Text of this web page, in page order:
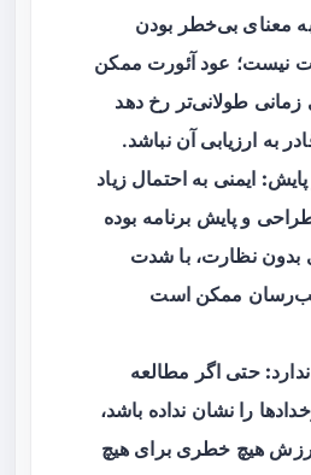
معنای بی‌خطر بودن
نیست؛ عود آئورت ممکن
طولانی‌تر رخ دهد
به ارزیابی آن نباشد.
پایش: ایمنی به احتمال زیاد
و پایش برنامه بوده
بدون نظارت، با شدت
ممکن است
حتی اگر مطالعه
را نشان نداده باشد،
هیچ خطری برای هیچ